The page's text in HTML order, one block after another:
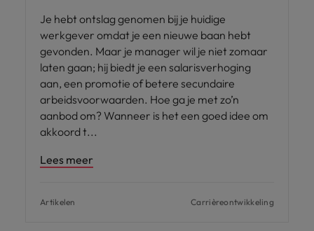
Je hebt ontslag genomen bij je huidige
werkgever omdat je een nieuwe baan hebt
gevonden. Maar je manager wil je niet zomaar
laten gaan; hij biedt je een salarisverhoging
aan, een promotie of betere secundaire
arbeidsvoorwaarden. Hoe ga je met zo’n
aanbod om? Wanneer is het een goed idee om
akkoord t
Lees meer
Artikelen Carrièreontwikkeling